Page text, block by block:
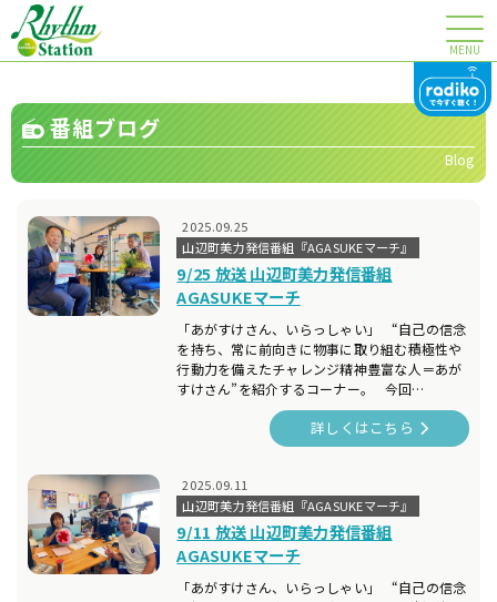
MENU
番組ブログ
Blog
2025.09.25
山辺町美力発信番組『AGASUKEマーチ』
9/25 放送 山辺町美力発信番組
AGASUKEマーチ
「あがすけさん、いらっしゃい」 “自己の信念
を持ち、常に前向きに物事に取り組む積極性や
行動力を備えたチャレンジ精神豊富な人＝あが
すけさん”を紹介するコーナー。 今回…
詳しくはこちら
2025.09.11
山辺町美力発信番組『AGASUKEマーチ』
9/11 放送 山辺町美力発信番組
AGASUKEマーチ
「あがすけさん、いらっしゃい」 “自己の信念